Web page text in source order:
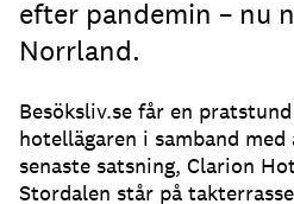
efter pandemin – nu
Norrland.
Besöksliv.se får en
hotellägaren i samband
senaste satsning, Clarion
Stordalen står på